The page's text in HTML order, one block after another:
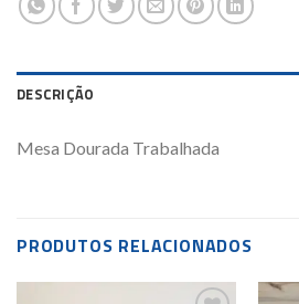
DESCRIÇÃO
Mesa Dourada Trabalhada
PRODUTOS RELACIONADOS